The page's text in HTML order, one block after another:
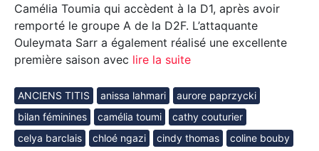
Camélia Toumia qui accèdent à la D1, après avoir
remporté le groupe A de la D2F. L’attaquante
Ouleymata Sarr a également réalisé une excellente
première saison avec lire la suite
ANCIENS TITIS anissa lahmari
aurore paprzycki
bilan féminines
camélia toumi
cathy couturier
celya barclais
chloé ngazi cindy thomas coline bouby